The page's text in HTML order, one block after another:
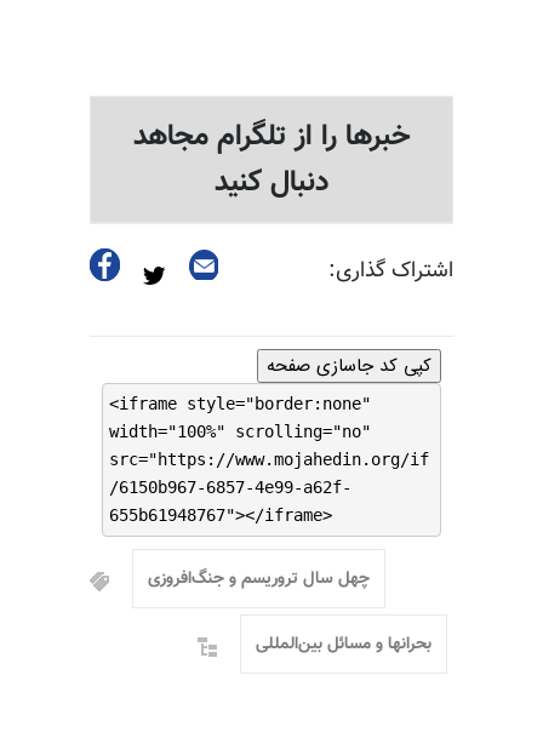
خبرها را از تلگرام مجاهد
دنبال کنید
اشتراک گذاری:
کپی کد جاسازی صفحه
<iframe style="border:none"
width="100%" scrolling="no"
src="https://www.mojahedin.org/if
/6150b967-6857-4e99-a62f-
655b61948767"></iframe>
چهل سال تروریسم و جنگ‌افروزی
بحرانها و مسائل بین‌المللی